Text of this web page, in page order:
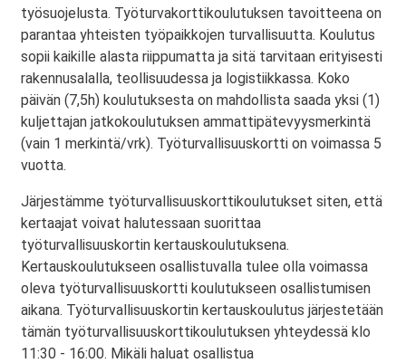
työsuojelusta. Työturvakorttikoulutuksen tavoitteena on
parantaa yhteisten työpaikkojen turvallisuutta. Koulutus
sopii kaikille alasta riippumatta ja sitä tarvitaan erityisesti
rakennusalalla, teollisuudessa ja logistiikkassa. Koko
päivän (7,5h) koulutuksesta on mahdollista saada yksi (1)
kuljettajan jatkokoulutuksen ammattipätevyysmerkintä
(vain 1 merkintä/vrk). Työturvallisuuskortti on voimassa 5
vuotta.
Järjestämme työturvallisuuskorttikoulutukset siten, että
kertaajat voivat halutessaan suorittaa
työturvallisuuskortin kertauskoulutuksena.
Kertauskoulutukseen osallistuvalla tulee olla voimassa
oleva työturvallisuuskortti koulutukseen osallistumisen
aikana. Työturvallisuuskortin kertauskoulutus järjestetään
tämän työturvallisuuskorttikoulutuksen yhteydessä klo
11:30 - 16:00. Mikäli haluat osallistua